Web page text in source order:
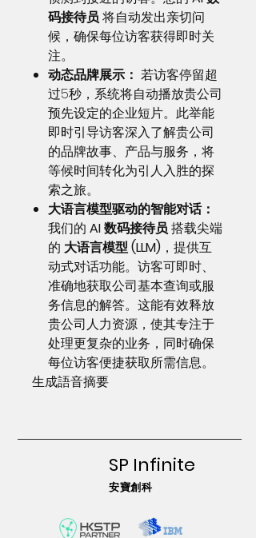
码接待员将自动发出亲切问
候，确保每位访客获得即时关
注。
动态品牌展示： 若访客停留超
过5秒，系统将自动播放贵公司
预先设定的企业短片。此举能
即时引导访客深入了解贵公司
的品牌故事、产品与服务，将
等候时间转化为引人入胜的探
索之旅。
大语言模型驱动的智能对话：
我们的 AI 数码接待员搭载尖端
的 大语言模型 (LLM) ，提供互
动式对话功能。访客可即时、
准确地获取公司基本查询或服
务信息的解答。这能有效释放
贵公司人力资源，使其专注于
处理更复杂的业务，同时确保
每位访客便捷获取所需信息。
生成語音摘要
SP Infinite
安寶創科